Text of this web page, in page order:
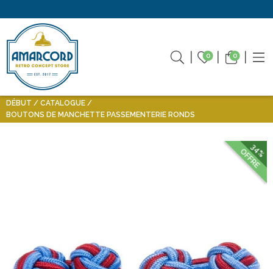
0 0
DÉBUT
CATALOGUE
BOUTONS DE MANCHETTE PASSEMENTERIE RONDS
34%
OFFRE